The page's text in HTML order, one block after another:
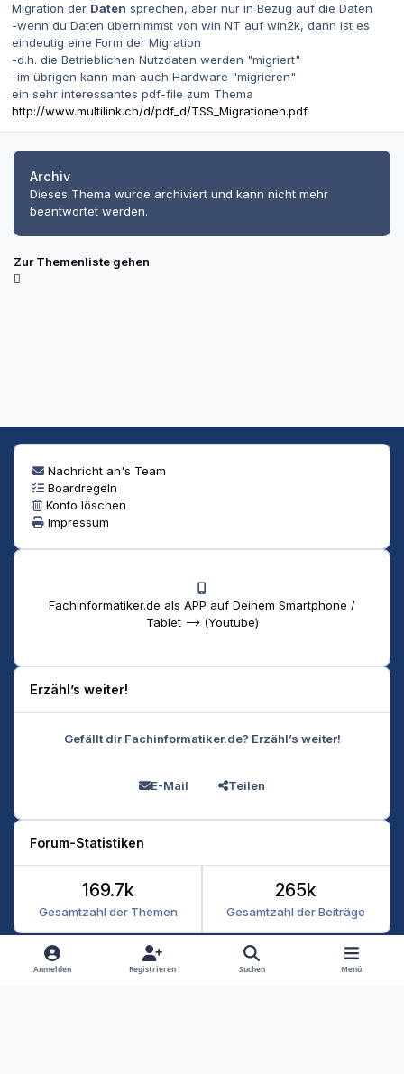
Migration der Daten sprechen, aber nur in Bezug auf die Daten
-wenn du Daten übernimmst von win NT auf win2k, dann ist es
eindeutig eine Form der Migration
-d.h. die Betrieblichen Nutzdaten werden "migriert"
-im übrigen kann man auch Hardware "migrieren"
ein sehr interessantes pdf-file zum Thema
http://www.multilink.ch/d/pdf_d/TSS_Migrationen.pdf
Archiv
Dieses Thema wurde archiviert und kann nicht mehr
beantwortet werden.
Zur Themenliste gehen
Nachricht an's Team
Boardregeln
Konto löschen
Impressum
Fachinformatiker.de als APP auf Deinem Smartphone /
Tablet --> (Youtube)
Erzähl’s weiter!
Gefällt dir Fachinformatiker.de? Erzähl’s weiter!
E-Mail Teilen
Forum-Statistiken
Gesamtzahl der Themen
169.7k
Gesamtzahl der Beiträge
265k
Heller Modus
Dunkler Modus
Systemeinstellung
Anmelden Registrieren Suchen Menü